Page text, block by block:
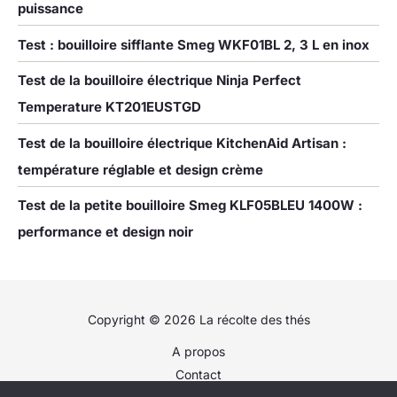
regular basis, remove
any mineral deposits
which will develop as
the kettle. This process
for all electric water
kettles. Stagg EKG Pro is
not dishwasher safe.
puissance
Test : bouilloire sifflante Smeg WKF01BL 2, 3 L en inox
Test de la bouilloire électrique Ninja Perfect
Temperature KT201EUSTGD
Test de la bouilloire électrique KitchenAid Artisan :
température réglable et design crème
Test de la petite bouilloire Smeg KLF05BLEU 1400W :
performance et design noir
Copyright © 2026 La récolte des thés
A propos
Contact